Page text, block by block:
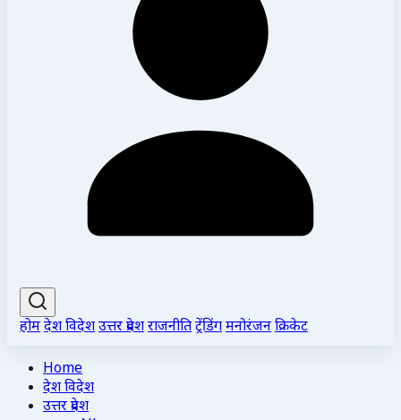
होमदेश विदेशउत्तर प्रदेशराजनीतिट्रेंडिंगमनोरंजनक्रिकेट
Home
देश विदेश
उत्तर प्रदेश